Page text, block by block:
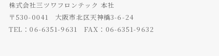
株式会社三ツワフロンテック 本社
〒530-0041 大阪市北区天神橋3-6-24
TEL：06-6351-9631 FAX：06-6351-9632